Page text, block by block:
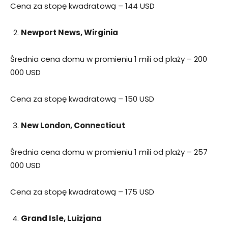
Cena za stopę kwadratową – 144 USD
Newport News, Wirginia
Średnia cena domu w promieniu 1 mili od plaży – 200
000 USD
Cena za stopę kwadratową – 150 USD
New London, Connecticut
Średnia cena domu w promieniu 1 mili od plaży – 257
000 USD
Cena za stopę kwadratową – 175 USD
Grand Isle, Luizjana